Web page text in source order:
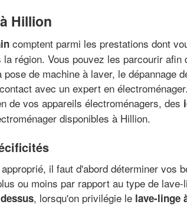
Hillion
comptent parmi les prestations dont
région. Vous pouvez les parcourir
de machine à laver, le dépannage
avec un expert en
de vos appareils électroménagers, des
disponibles à Hillion.
il faut d'abord déterminer vos
ou moins par rapport au type de
, lorsqu'on privilégie le lave-linge